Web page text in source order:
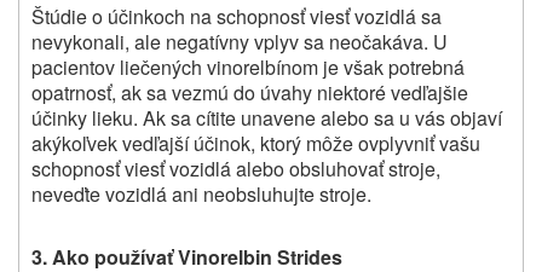
Štúdie o účinkoch na schopnosť viesť vozidlá sa
nevykonali, ale negatívny vplyv sa neočakáva. U
pacientov liečených vinorelbínom je však potrebná
opatrnosť, ak sa vezmú do úvahy niektoré vedľajšie
účinky lieku. Ak sa cítite unavene alebo sa u vás objaví
akýkoľvek vedľajší účinok, ktorý môže ovplyvniť vašu
schopnosť viesť vozidlá alebo obsluhovať stroje,
neveďte vozidlá ani neobsluhujte stroje.
3. Ako používať Vinorelbin Strides